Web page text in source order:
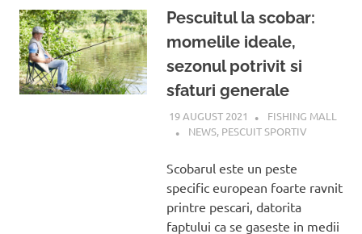
Pescuitul la scobar:
momelile ideale,
sezonul potrivit si
sfaturi generale
19 AUGUST 2021
FISHING MALL
NEWS, PESCUIT SPORTIV
Scobarul este un peste
specific european foarte ravnit
printre pescari, datorita
faptului ca se gaseste in medii